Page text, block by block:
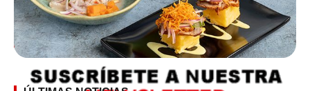
SUSCRÍBETE A LA NEWSLETTER